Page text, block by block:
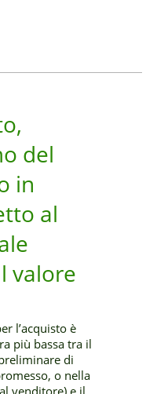
del
in
al
valore
l’acquisto è
più bassa tra il
di
o nella
venditore) e il